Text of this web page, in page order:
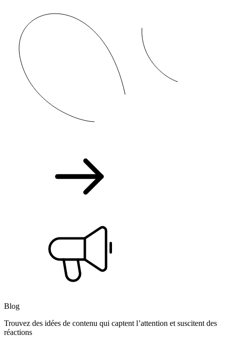
Blog
Trouvez des idées de contenu qui captent l’attention et suscitent des
réactions